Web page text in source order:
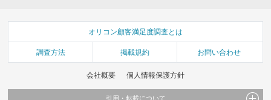
オリコン顧客満足度調査とは
調査方法 掲載規約 お問い合わせ
会社概要 個人情報保護方針
引用・転載について